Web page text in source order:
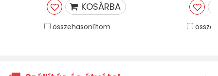
KOSÁRBA
összehasonlítom